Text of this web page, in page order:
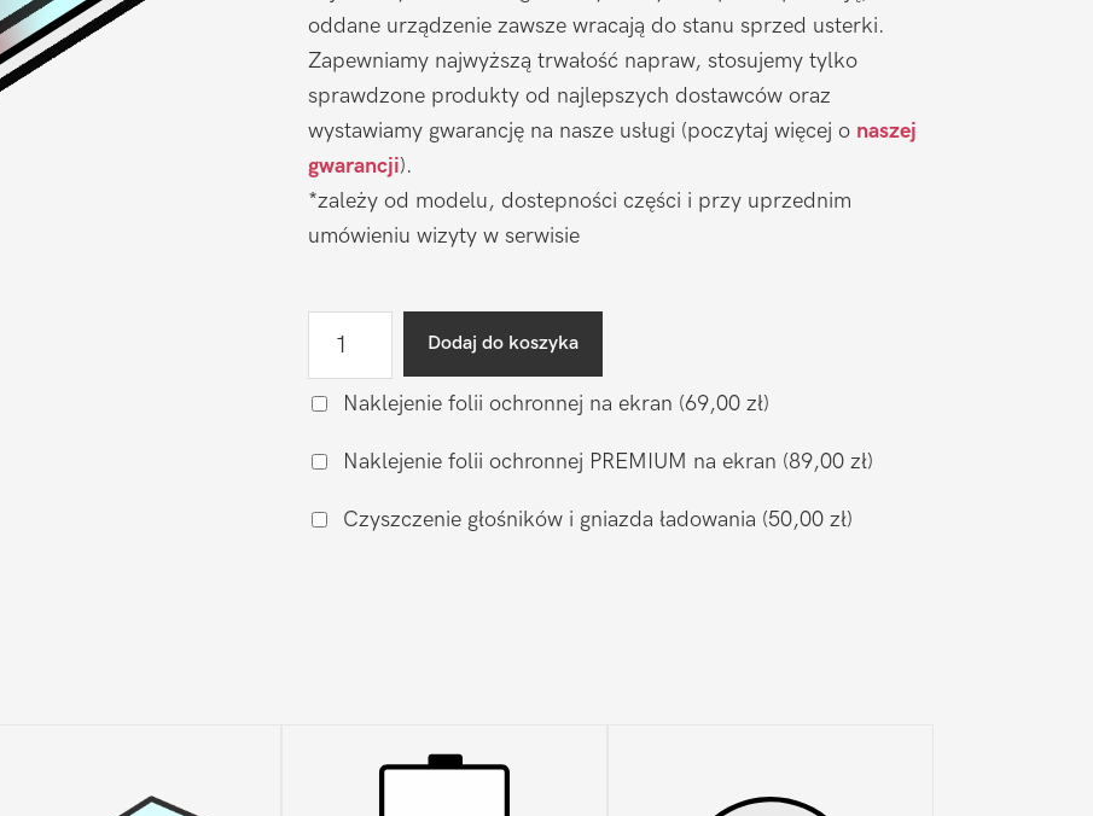
oddane urządzenie zawsze wracają do stanu sprzed usterki.
Zapewniamy najwyższą trwałość napraw, stosujemy tylko
sprawdzone produkty od najlepszych dostawców oraz
wystawiamy gwarancję na nasze usługi (poczytaj więcej o naszej
gwarancji).
*zależy od modelu, dostepności części i przy uprzednim
umówieniu wizyty w serwisie
wyświetlacza
Moto
Dodaj do koszyka
Naklejenie folii ochronnej na ekran (69,00 zł)
Naklejenie folii ochronnej PREMIUM na ekran (89,00 zł)
Czyszczenie głośników i gniazda ładowania (50,00 zł)